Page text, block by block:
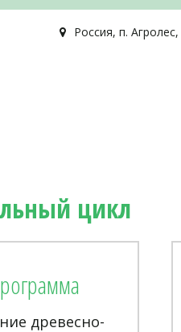
Россия, п. Агролес,
цикл
древесно-